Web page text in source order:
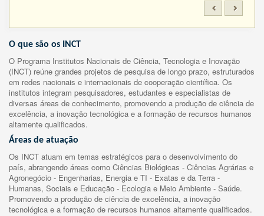
O que são os INCT
O Programa Institutos Nacionais de Ciência, Tecnologia e Inovação
(INCT) reúne grandes projetos de pesquisa de longo prazo, estruturados
em redes nacionais e internacionais de cooperação científica. Os
institutos integram pesquisadores, estudantes e especialistas de
diversas áreas de conhecimento, promovendo a produção de ciência de
excelência, a inovação tecnológica e a formação de recursos humanos
altamente qualificados.
Áreas de atuação
Os INCT atuam em temas estratégicos para o desenvolvimento do
país, abrangendo áreas como Ciências Biológicas - Ciências Agrárias e
Agronegócio - Engenharias, Energia e TI - Exatas e da Terra -
Humanas, Sociais e Educação - Ecologia e Meio Ambiente - Saúde.
Promovendo a produção de ciência de excelência, a inovação
tecnológica e a formação de recursos humanos altamente qualificados.